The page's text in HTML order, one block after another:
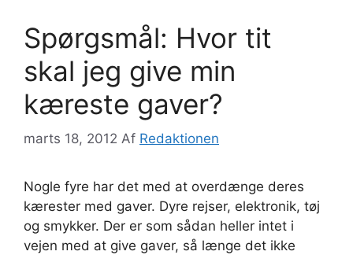
Spørgsmål: Hvor tit
skal jeg give min
kæreste gaver?
marts 18, 2012 Af Redaktionen
Nogle fyre har det med at overdænge deres
kærester med gaver. Dyre rejser, elektronik, tøj
og smykker. Der er som sådan heller intet i
vejen med at give gaver, så længe det ikke